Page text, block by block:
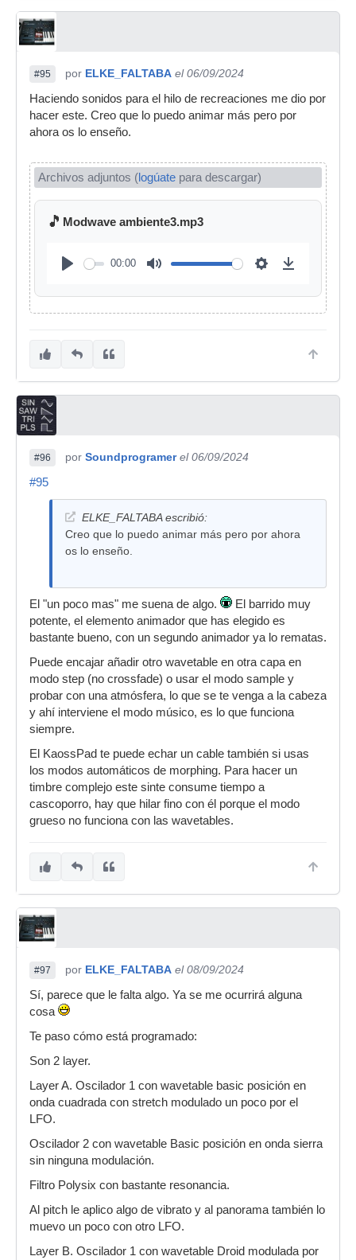
#95 por ELKE_FALTABA el 06/09/2024
Haciendo sonidos para el hilo de recreaciones me dio por
hacer este. Creo que lo puedo animar más pero por
ahora os lo enseño.
Archivos adjuntos (logúate para descargar)
🎵 Modwave ambiente3.mp3
00:00
#96 por Soundprogramer el 06/09/2024
#95
ELKE_FALTABA escribió:
Creo que lo puedo animar más pero por ahora
os lo enseño.
El "un poco mas" me suena de algo.
El barrido muy
potente, el elemento animador que has elegido es
bastante bueno, con un segundo animador ya lo rematas.
Puede encajar añadir otro wavetable en otra capa en
modo step (no crossfade) o usar el modo sample y
probar con una atmósfera, lo que se te venga a la cabeza
y ahí interviene el modo músico, es lo que funciona
siempre.
El KaossPad te puede echar un cable también si usas
los modos automáticos de morphing. Para hacer un
timbre complejo este sinte consume tiempo a
cascoporro, hay que hilar fino con él porque el modo
grueso no funciona con las wavetables.
#97 por ELKE_FALTABA el 08/09/2024
Sí, parece que le falta algo. Ya se me ocurrirá alguna
cosa
Te paso cómo está programado:
Son 2 layer.
Layer A. Oscilador 1 con wavetable basic posición en
onda cuadrada con stretch modulado un poco por el
LFO.
Oscilador 2 con wavetable Basic posición en onda sierra
sin ninguna modulación.
Filtro Polysix con bastante resonancia.
Al pitch le aplico algo de vibrato y al panorama también lo
muevo un poco con otro LFO.
Layer B. Oscilador 1 con wavetable Droid modulada por